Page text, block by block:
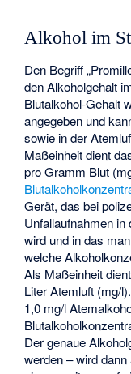
Alkohol im
Den Begriff
den Alkoholgehalt
Blutalkohol-Gehalt
angegeben und
sowie in der
Maßeinheit dient
pro Gramm Blut
Gerät, das bei
Unfallaufnahmen
wird und in das
welche
Als Maßeinheit
Liter Atemluft (mg/
1,0 mg/l
Der genaue
werden – wird